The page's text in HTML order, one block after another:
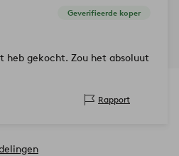
Geverifieerde koper
heb gekocht. Zou het absoluut
Rapport